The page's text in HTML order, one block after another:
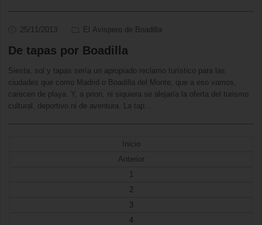
25/11/2013 El Avispero de Boadilla
De tapas por Boadilla
Siesta, sol y tapas sería un apropiado reclamo turístico para las
ciudades que como Madrid o Boadilla del Monte, que a eso vamos,
carecen de playa. Y, a priori, ni siquiera se alejaría la oferta del turismo
cultural, deportivo ni de aventura. La tap
Inicio
Anterior
1
2
3
4